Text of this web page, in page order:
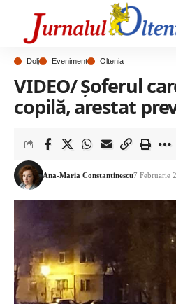
Dolj Eveniment Oltenia
VIDEO/ Șoferul
copilă, arestat
Ana-Maria Constantinescu7 Februarie